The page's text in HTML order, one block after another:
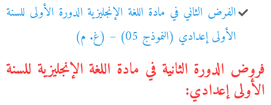
الفرض الثاني في مادة اللغة الإنجليزية الدورة الأولى للسنة
الأولى إعدادي (النموذج 05) – (غ. م)
فروض الدورة الثانية في مادة اللغة الإنجليزية للسنة
الأولى إعدادي: